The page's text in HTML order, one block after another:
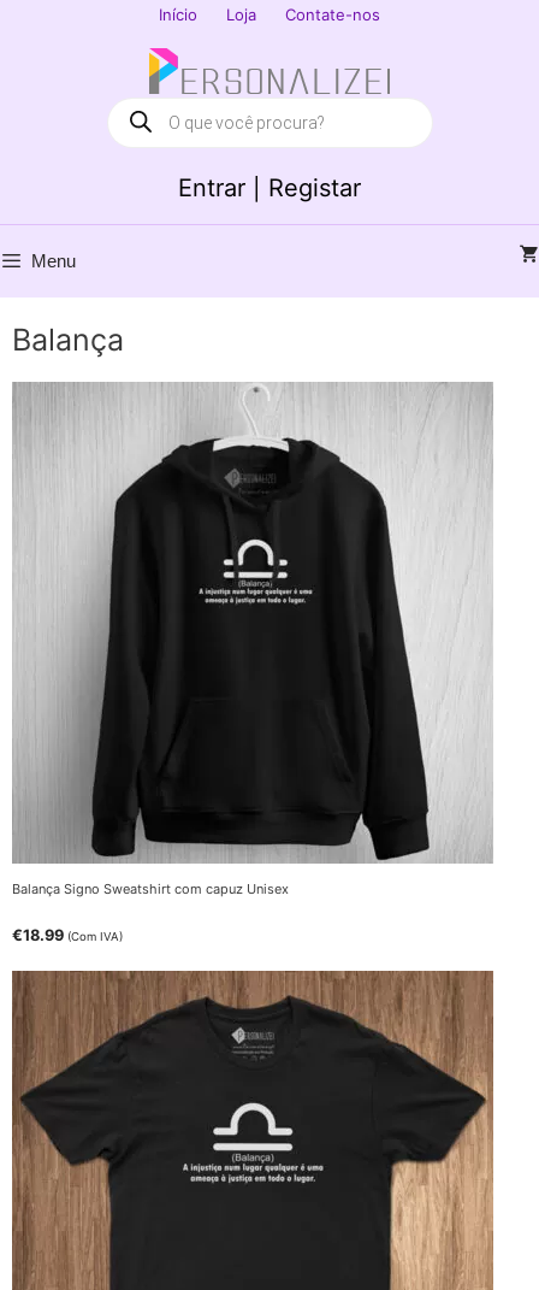
Início Loja Contate-nos
Entrar | Registar
Products
search
Menu
Balança
Balança Signo Sweatshirt com capuz Unisex
€18.99 (Com IVA)